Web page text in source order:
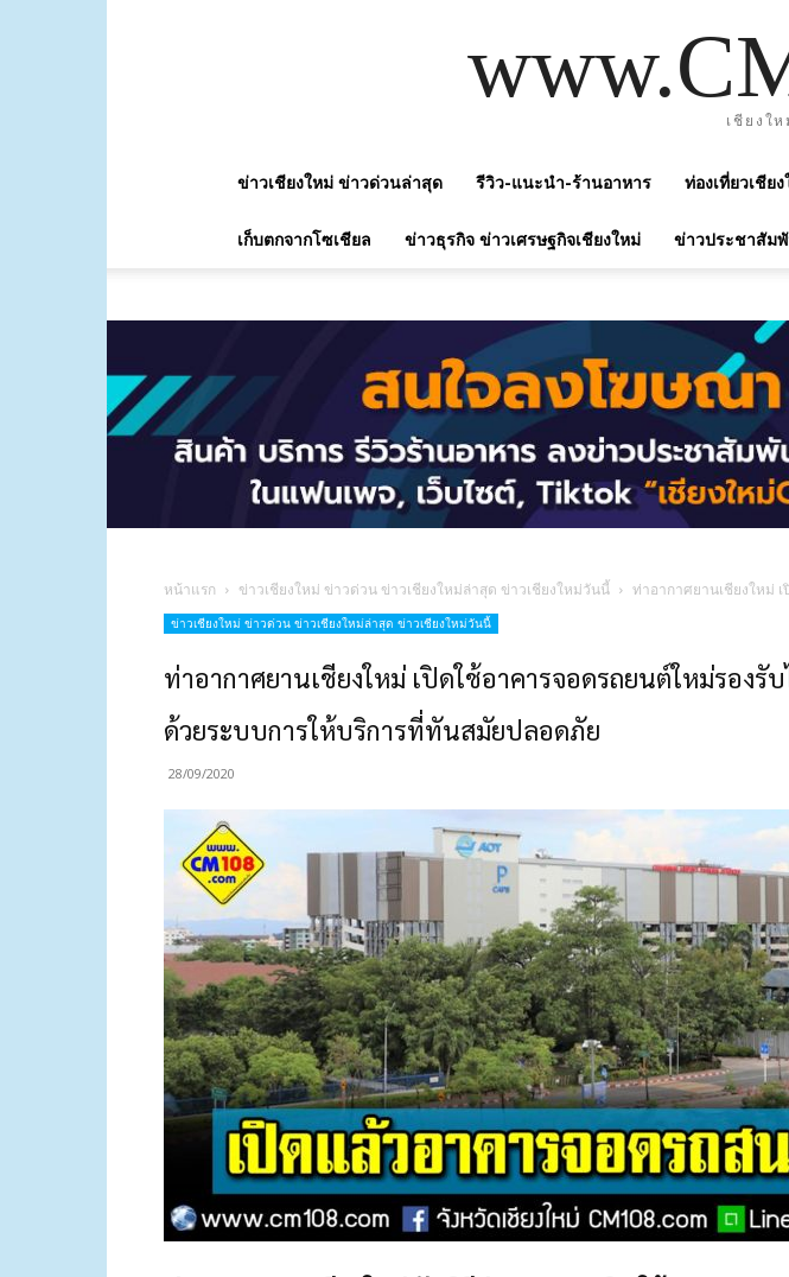
เชียงใ
ข่าวเชียงใหม่ ข่าวด่วนล่าสุด รีวิว-แนะนำ-ร้านอาหาร ท่องเที่ยวเชีย
เก็บตกจากโซเชียล ข่าวธุรกิจ ข่าวเศรษฐกิจเชียงใหม่ ข่าวประชาสัม
หน้าแรก ข่าวเชียงใหม่ ข่าวด่วน ข่าวเชียงใหม่ล่าสุด ข่าวเชียงใหม่วันนี้ ท่าอากาศยานเชียงใหม่
ข่าวเชียงใหม่ ข่าวด่วน ข่าวเชียงใหม่ล่าสุด ข่าวเชียงใหม่วันนี้
ท่าอากาศยานเชียงใหม่ เปิดใช้อาคารจอดรถยนต์ใหม่รองรั
ด้วยระบบการให้บริการที่ทันสมัยปลอดภัย
28/09/2020